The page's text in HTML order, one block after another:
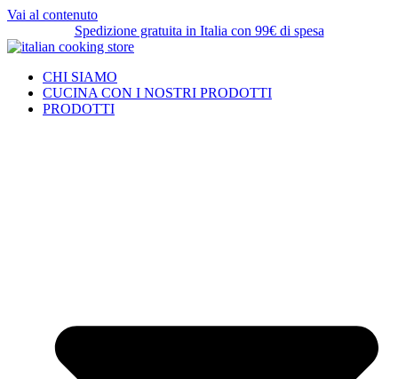
Vai al contenuto
Spedizione gratuita in Italia con 99€ di spesa
CHI SIAMO
CUCINA CON I NOSTRI PRODOTTI
PRODOTTI